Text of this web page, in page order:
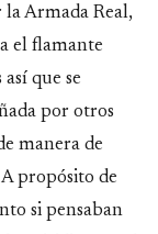
la Armada Real,
el flamante
que se
por otros
manera de
propósito de
si pensaban